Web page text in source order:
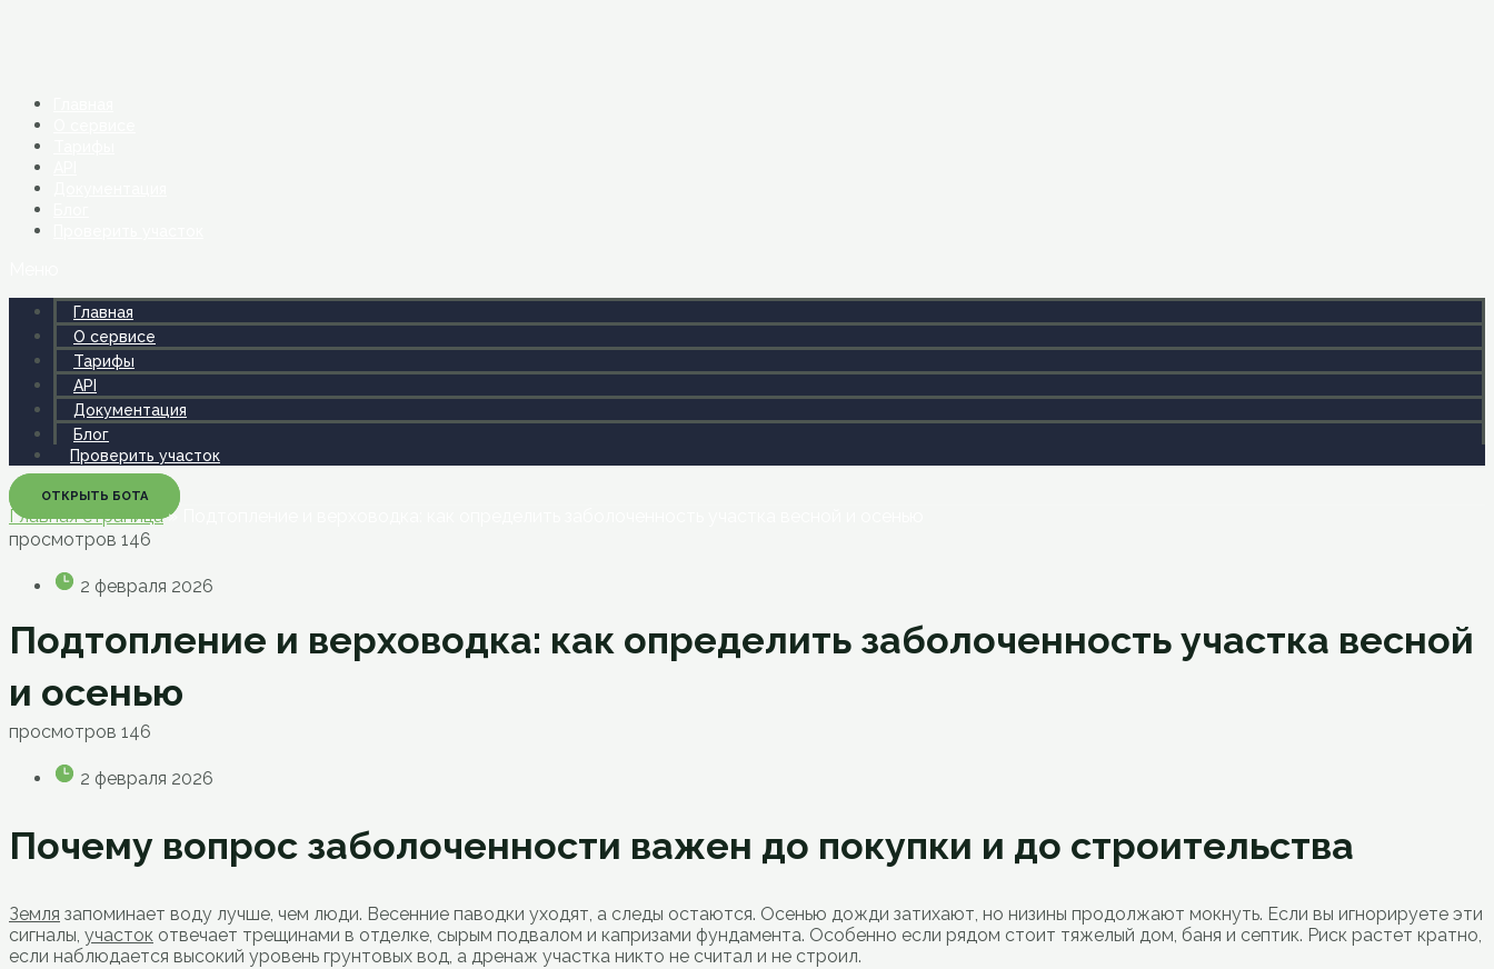
Главная
О сервисе
Тарифы
API
Документация
Блог
Проверить участок
ОТКРЫТЬ БОТА
Главная страница»
просмотров 146
2 февраля 2026
Подтопление и верховодка: как определить заболоченность участка весной
и осенью
просмотров 146
2 февраля 2026
Почему вопрос заболоченности важен до покупки и до строительства
Земля запоминает воду лучше, чем люди. Весенние паводки уходят, а следы остаются. Осенью дожди затихают, но низины продолжают мокнуть. Если вы игнорируете эти
сигналы, участок отвечает трещинами в отделке, сырым подвалом и капризами фундамента. Особенно если рядом стоит тяжелый дом, баня и септик. Риск растет кратно,
если наблюдается высокий уровень грунтовых вод, а дренаж участка никто не считал и не строил.